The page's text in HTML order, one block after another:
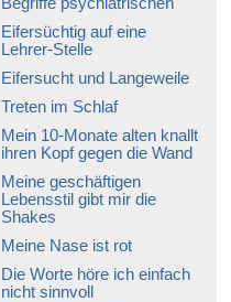
Eifersüchtig auf eine
Lehrer-Stelle
Eifersucht und Langeweile
Treten im Schlaf
Mein 10-Monate alten knallt
ihren Kopf gegen die Wand
Meine geschäftigen
Lebensstil gibt mir die
Shakes
Meine Nase ist rot
Die Worte höre ich einfach
nicht sinnvoll